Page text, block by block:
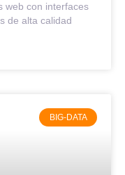
web con interfaces
de alta calidad
BIG-DATA